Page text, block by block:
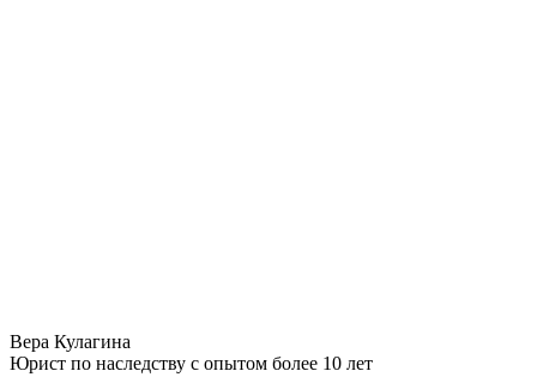
Вера Кулагина
Юрист по наследству с опытом более 10 лет